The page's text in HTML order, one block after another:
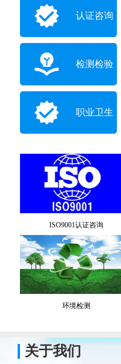
认证咨询
检测检验
职业卫生
ISO9001认证咨询
环境检测
关于我们